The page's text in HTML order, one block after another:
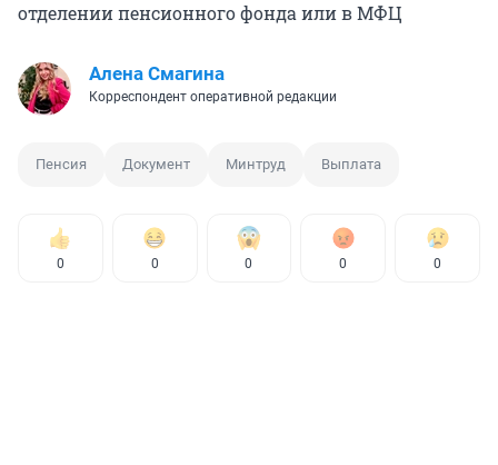
отделении пенсионного фонда или в МФЦ
Алена Смагина
Корреспондент оперативной редакции
Пенсия Документ Минтруд Выплата
0 0 0 0 0